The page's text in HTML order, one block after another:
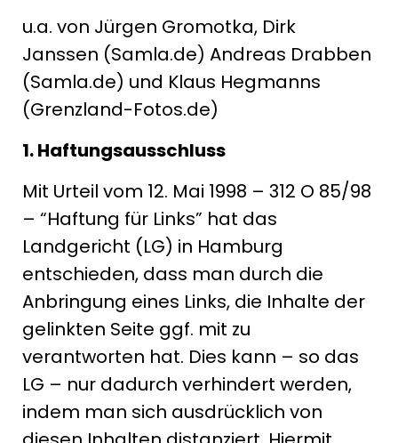
u.a. von Jürgen Gromotka, Dirk
Janssen (Samla.de) Andreas Drabben
(Samla.de) und Klaus Hegmanns
(Grenzland-Fotos.de)
1. Haftungsausschluss
Mit Urteil vom 12. Mai 1998 – 312 O 85/98
– “Haftung für Links” hat das
Landgericht (LG) in Hamburg
entschieden, dass man durch die
Anbringung eines Links, die Inhalte der
gelinkten Seite ggf. mit zu
verantworten hat. Dies kann – so das
LG – nur dadurch verhindert werden,
indem man sich ausdrücklich von